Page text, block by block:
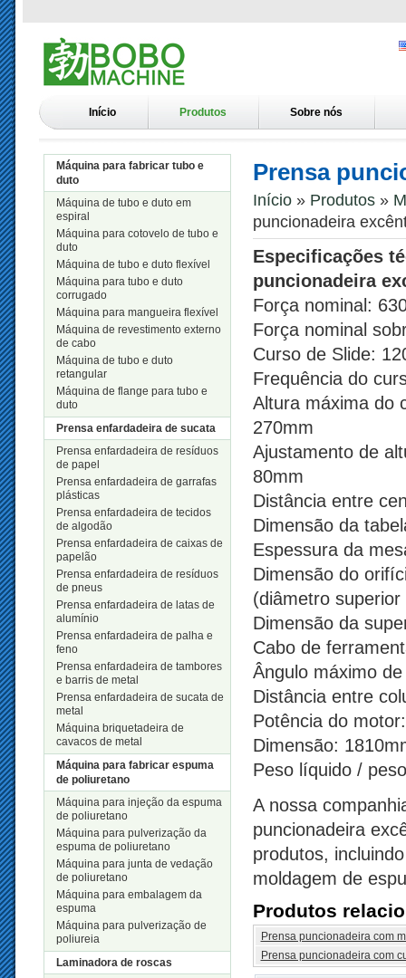
Início Produtos Sobre nós
Máquina para fabricar tubo e
duto
Máquina de tubo e duto em
espiral
Máquina para cotovelo de tubo e
duto
Máquina de tubo e duto flexível
Máquina para tubo e duto
corrugado
Máquina para mangueira flexível
Máquina de revestimento externo
de cabo
Máquina de tubo e duto
retangular
Máquina de flange para tubo e
duto
Prensa enfardadeira de sucata
Prensa enfardadeira de resíduos
de papel
Prensa enfardadeira de garrafas
plásticas
Prensa enfardadeira de tecidos
de algodão
Prensa enfardadeira de caixas de
papelão
Prensa enfardadeira de resíduos
de pneus
Prensa enfardadeira de latas de
alumínio
Prensa enfardadeira de palha e
feno
Prensa enfardadeira de tambores
e barris de metal
Prensa enfardadeira de sucata de
metal
Máquina briquetadeira de
cavacos de metal
Máquina para fabricar espuma
de poliuretano
Máquina para injeção da espuma
de poliuretano
Máquina para pulverização da
espuma de poliuretano
Máquina para junta de vedação
de poliuretano
Máquina para embalagem da
espuma
Máquina para pulverização de
poliureia
Laminadora de roscas
Prensa
Início» Produtos»
puncionadeira
Especificações
puncionadeira
Força nominal:
Força nominal
Curso de Slide:
Frequência do
Altura máxima do
270mm
Ajustamento de
80mm
Distância entre
Dimensão da
Espessura da
Dimensão do
(diâmetro
Dimensão da
Cabo de
Ângulo máximo
Distância entre
Potência do
Dimensão:
Peso líquido /
A nossa
puncionadeira
produtos,
moldagem de
Produtos
Prensa puncionadeira com
Prensa puncionadeira com